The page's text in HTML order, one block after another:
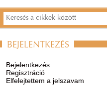
BEJELENTKEZÉS
Bejelentkezés
Regisztráció
Elfelejtettem a jelszavam